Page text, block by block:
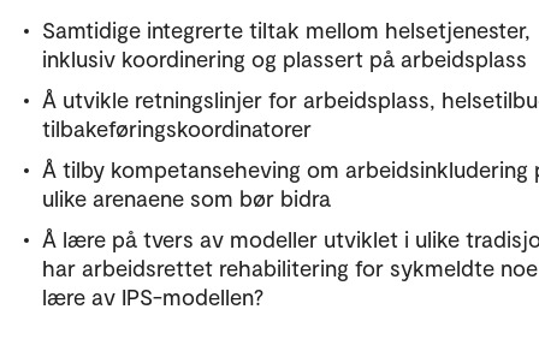
Samtidige integrerte tiltak mellom helsetjenester,
inklusiv koordinering og plassert på arbeidsplass
Å utvikle retningslinjer for arbeidsplass,
tilbakeføringskoordinatorer
Å tilby kompetanseheving om arbeidsinkludering
ulike arenaene som bør bidra
Å lære på tvers av modeller utviklet i ulike
har arbeidsrettet rehabilitering for sykmeldte
lære av IPS-modellen?